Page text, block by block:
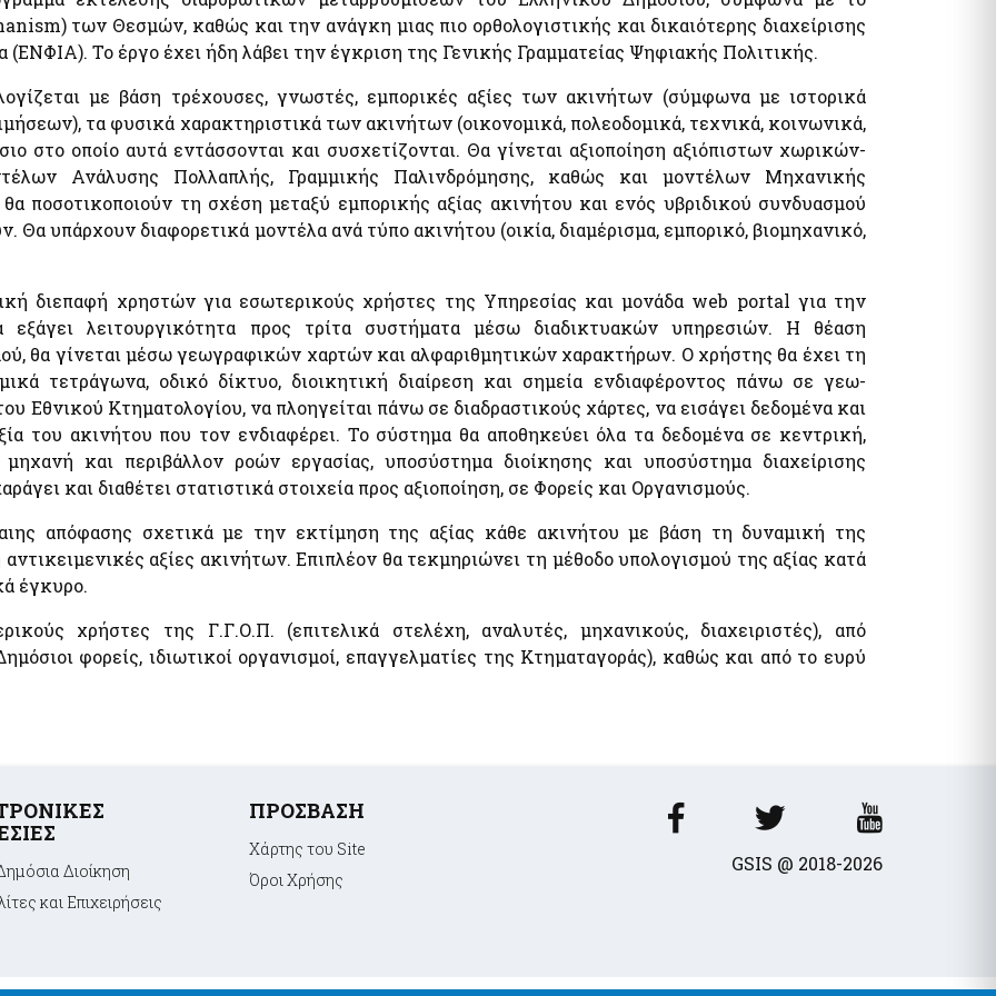
Εκτιμήσεις Τιμών Ζώνης ΑΠΑΑ
Μητρώο Αξιών Μεταβιβάσεων Ακινήτων
e-Έντυπα
Ηλεκτρονική Πλατφόρμα Προστασίας Κύριας
Κατοικίας
Εκτιμήσεις Τιμών Ζώνης ΑΠΑΑ
Μητρώο Αξιών Μεταβιβάσεων Ακινήτων
Πλατφόρμα δήλωσης διόρθωσης τ.μ. ακινήτων προς
τους ΟΤΑ
Προστασία Κύριας Κατοικίας πληγέντων Κορωνοιού
Φορολογία Πολιτών / Επιχειρήσεων
Ακίνητα Ε9 / ΕΝΦΙΑ / Μισθωτήρια
Οχήματα
Ελεγκτικές Υπηρεσίες Ελληνικού Δημοσίου
Υποβολή δήλωσης "ΠΟΘΕΝ ΕΣΧΕΣ"
Επιδόματα- Παροχές
Κοινωνικό μέρισμα
Μεταφορικό Ισοδύναμο
Λοιπές Υπηρεσίες
Pythia: Ερευνητικό έργο για την ανάπτυξη της
τεχνολογίας των chatbots
2023
Εθνικό Μητρώο Ζώων Συντροφιάς (Ε.Μ.Ζ.Σ.)
Υπηρεσία Πληρωμής Ειδικής Εκλογικής
Μαΐου 2023
Υπηρεσία Πληρωμής Ειδικής Εκλογικής
Αποζημίωσης Βουλευτικών Εκλογών της 25ης
των Θεσμών, καθώς και την ανάγκη μιας πιο ορθολογιστικής και δικαιότερης διαχείρισης
(ΕΝΦΙΑ). Το έργο έχει ήδη λάβει την έγκριση της Γενικής Γραμματείας Ψηφιακής Πολιτικής.
με βάση τρέχουσες, γνωστές, εμπορικές αξίες των ακινήτων (σύμφωνα με ιστορικά
τα φυσικά χαρακτηριστικά των ακινήτων (οικονομικά, πολεοδομικά, τεχνικά, κοινωνικά,
στο οποίο αυτά εντάσσονται και συσχετίζονται. Θα γίνεται αξιοποίηση αξιόπιστων χωρικών-
Ανάλυσης Πολλαπλής, Γραμμικής Παλινδρόμησης, καθώς και μοντέλων Μηχανικής
ποσοτικοποιούν τη σχέση μεταξύ εμπορικής αξίας ακινήτου και ενός υβριδικού συνδυασμού
υπάρχουν διαφορετικά μοντέλα ανά τύπο ακινήτου (οικία, διαμέρισμα, εμπορικό, βιομηχανικό,
διεπαφή χρηστών για εσωτερικούς χρήστες της Υπηρεσίας και μονάδα web portal για την
λειτουργικότητα προς τρίτα συστήματα μέσω διαδικτυακών υπηρεσιών. Η θέαση
θα γίνεται μέσω γεωγραφικών χαρτών και αλφαριθμητικών χαρακτήρων. Ο χρήστης θα έχει τη
τετράγωνα, οδικό δίκτυο, διοικητική διαίρεση και σημεία ενδιαφέροντος πάνω σε γεω-
Εθνικού Κτηματολογίου, να πλοηγείται πάνω σε διαδραστικούς χάρτες, να εισάγει δεδομένα και
του ακινήτου που τον ενδιαφέρει. Το σύστημα θα αποθηκεύει όλα τα δεδομένα σε κεντρική,
και περιβάλλον ροών εργασίας, υποσύστημα διοίκησης και υποσύστημα διαχείρισης
και διαθέτει στατιστικά στοιχεία προς αξιοποίηση, σε Φορείς και Οργανισμούς.
απόφασης σχετικά με την εκτίμηση της αξίας κάθε ακινήτου με βάση τη δυναμική της
αξίες ακινήτων. Επιπλέον θα τεκμηριώνει τη μέθοδο υπολογισμού της αξίας κατά
έγκυρο.
χρήστες της Γ.Γ.Ο.Π. (επιτελικά στελέχη, αναλυτές, μηχανικούς, διαχειριστές), από
φορείς, ιδιωτικοί οργανισμοί, επαγγελματίες της Κτηματαγοράς), καθώς και από το ευρύ
Διοίκηση
και Επιχειρήσεις
ΠΡΟΣΒΑΣΗ
Χάρτης του Site
Όροι Xρήσης
GSIS @ 2018-2026